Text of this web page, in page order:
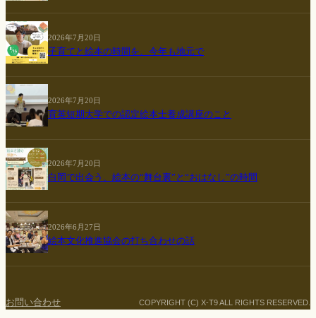
2026年7月20日
子育てと絵本の時間を、今年も地元で
2026年7月20日
育英短期大学での認定絵本士養成講座のこと
2026年7月20日
白岡で出会う、絵本の“舞台裏”と“おはなし”の時間
2026年6月27日
絵本文化推進協会の打ち合わせの話
お問い合わせ COPYRIGHT (C) X-T9 ALL RIGHTS RESERVED.